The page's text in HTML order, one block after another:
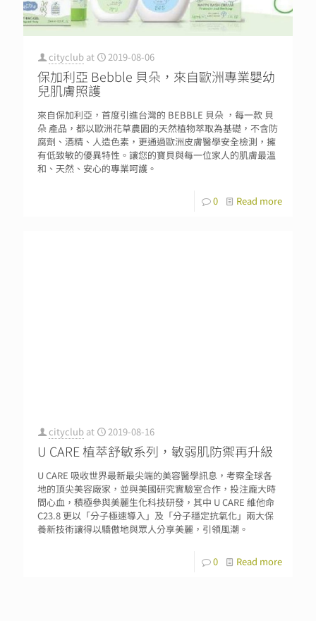
cityclub at 2019-08-06
保加利亞 Bebble 貝朵，來自歐洲專業嬰幼
兒肌膚照護
來自保加利亞，首度引進台灣的 BEBBLE 貝朵 ，每一款 貝
朵 產品，都以歐洲花草農園的天然植物萃取為基礎，不含防
腐劑、酒精、人造色素，更通過歐洲皮膚醫學安全檢測，擁
有低致敏的優異特性。讓您的寶貝與每一位家人的肌膚最溫
和、天然、安心的專業呵護。
0 Read more
cityclub at 2019-08-16
U CARE 植萃舒敏系列，敏弱肌防禦再升級
U CARE 吸收世界最新最尖端的美容醫學訊息，考察全球各
地的頂尖美容廠家，並與美國研究實驗室合作，投注龐大時
間心血，積極參與美麗生化科技研發，其中 U CARE 維他命
C23.8 更以「分子極速導入」及「分子穩定抗氧化」兩大保
養新技術讓得以驕傲地與眾人分享美麗，引領風潮。
0 Read more